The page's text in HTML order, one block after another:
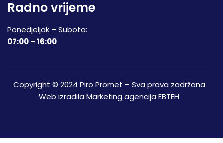
Radno vrijeme
Ponedjeljak – Subota:
07:00 – 16:00
Copyright © 2024 Piro Promet – Sva prava zadržana
Web izradila Marketing agencija EBTEH